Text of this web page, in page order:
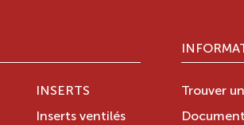
INSERTS
Inserts ventilés
Trouver